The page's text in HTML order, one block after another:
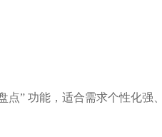
” 功能，适合需求个性化强